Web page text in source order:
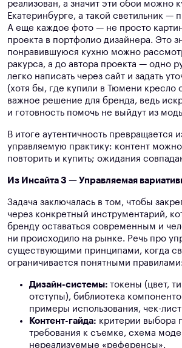
реализован, а значит эти обои можно
Екатеринбурге, а такой светильник —
А еще каждое фото — не просто
проекта в портфолио дизайнера. Это
понравившуюся кухню можно
ракурса, а до автора проекта — одно
легко написать через сайт и задать
(хотя бы, где купили в Тюмени кресло
важное решение для бренда, ведь
и готовность помочь не выйдут из
В итоге аутентичность превращается
управляемую практику: контент
повторить и купить; ожидания
Из Инсайта 3 — Управляемая
Задача заключалась в том, чтобы
через конкретный инструментарий,
бренду оставаться современным и
ни происходило на рынке. Речь про
существующими принципами, когда
ограничивается понятными
Дизайн-системы: токены (цвет,
отступы), библиотека
примеры использования, чек-
Контент-гайда: критерии выбора
требования к съемке, схема
нереализуемые «референсы».